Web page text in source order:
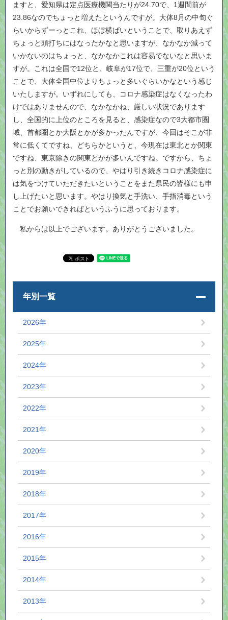
ますと、愛知県は定点医療機関当たりが24.70で、1週間前が
23.86なのでちょっと増えたというんですが。大体8月の中旬ぐ
らいからずーっとこれ、ほぼ横ばいということで、取りあえず
ちょっと頭打ちにはなったかなと思いますが、なかなか減って
いかないのはちょっと、なかなかこれは容易でないなと思いま
すが。これは全国で12位と、岐阜が17位で、三重が20位という
ことで、大体全国中位よりちょっと多いぐらいかなという感じ
いたしますが。いずれにしても、コロナ感染症はなくなったわ
けではありませんので、なかなかね、厳しい状況であります
し、全国的に上位のところを見ると、感染症なので3大都市圏
域、首都圏とか大阪とかが多かったんですが、今回はそこが非
常に低くてですね、どちらかというと、今現在は東北とか関東
ですね、東京除きの関東とかが多いんですね。ですから、ちょ
っと別の動きがしているので、やはり引き続きコロナ感染症に
は気をつけていただきたいということをまた県民の皆様にも申
し上げたいと思います。やはり換気と手洗い、手指消毒という
ことでお願いできればというふうに思っております。
私からは以上でございます。ありがとうございました。
年別一覧
2026年
2025年
2024年
2023年
2022年
2021年
2020年
2019年
2018年
2017年
2016年
2015年
2014年
2013年